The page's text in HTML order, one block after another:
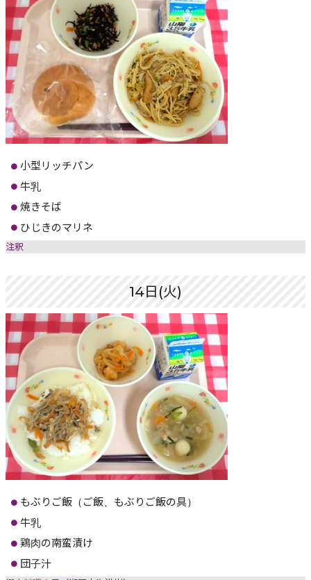
小型リッチパン
牛乳
焼きそば
ひじきのマリネ
注釈
14日(火)
もぶりご飯（ご飯、もぶりご飯の具）
牛乳
鶏肉の南蛮漬け
団子汁